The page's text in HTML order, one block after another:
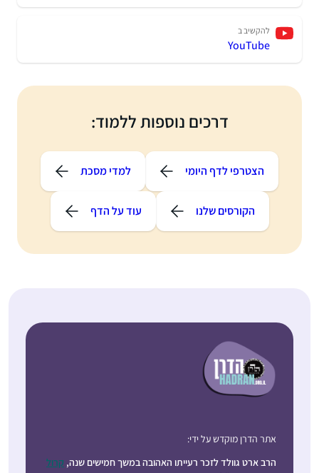
להקשיב ב
YouTube
דרכים נוספות ללמוד:
הצטרפי לדף היומי למדי מסכת
הקורסים שלנו עוד על הדף
אתר הדרן מוקדש על ידי:
הרב ארט גוולד לזכר רעייתו האהובה במשך חמישים שנה, קרול